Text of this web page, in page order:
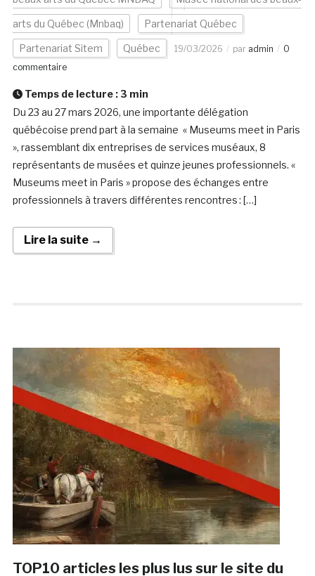
arts du Québec (Mnbaq) Partenariat Québec
Partenariat Sitem Québec 19/03/2026 par admin
0
commentaire
Temps de lecture : 3 min
Du 23 au 27 mars 2026, une importante délégation
québécoise prend part à la semaine « Museums meet in Paris
», rassemblant dix entreprises de services muséaux, 8
représentants de musées et quinze jeunes professionnels. «
Museums meet in Paris » propose des échanges entre
professionnels à travers différentes rencontres : […]
Lire la suite →
TOP10 articles les plus lus sur le site du